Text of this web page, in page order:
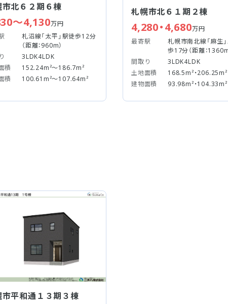
市北６２期６棟
～4,130万円
札沼線「太平」駅徒歩12分
（距離：960m）
3LDK4LDK
積
152.24m²～186.7m²
積
100.61m²～107.64m²
札幌市北６１期２棟
4,280・4,680万円
最寄駅
札幌市南北線「麻生
歩17分（距離：
間取り
3LDK4LDK
土地面積
168.5m²・206.25m²
建物面積
93.98m²・104.33m²
市平和通１３期３棟